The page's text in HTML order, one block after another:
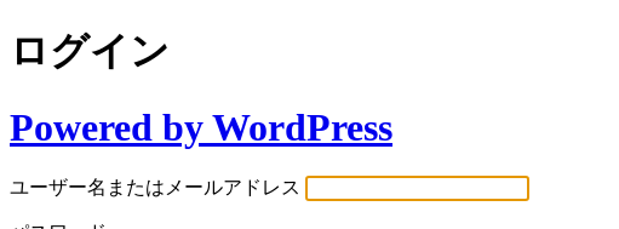
ログイン
Powered by WordPress
ユーザー名またはメールアドレス